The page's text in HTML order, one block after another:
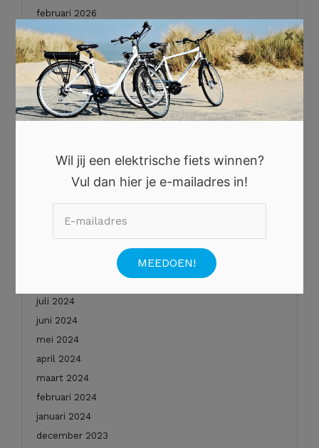
februari 2026
januari 2026
december 2025
november 2025
oktober 2025
augustus 2025
mei 2025
januari 2025
december 2024
november 2024
juli 2024
juni 2024
mei 2024
april 2024
maart 2024
februari 2024
januari 2024
december 2023
Wil jij een elektrische fiets winnen?
Vul dan hier je e-mailadres in!
×